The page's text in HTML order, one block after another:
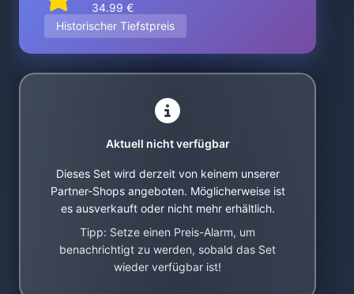
34.99 €
Historischer Tiefstpreis
Aktuell nicht verfügbar
Dieses Set wird derzeit von keinem unserer
Partner-Shops angeboten. Möglicherweise ist
es ausverkauft oder nicht mehr erhältlich.
Tipp: Setze einen Preis-Alarm, um
benachrichtigt zu werden, sobald das Set
wieder verfügbar ist!